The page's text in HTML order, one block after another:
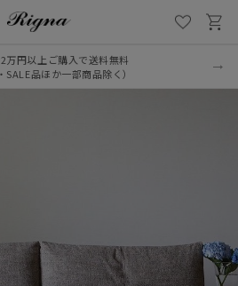
円以上ご購入で送料無料
SALE品ほか一部商品除く）